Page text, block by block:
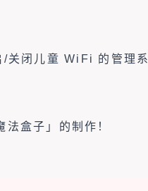
/关闭儿童 WiFi 的管理
盒子」的制作！